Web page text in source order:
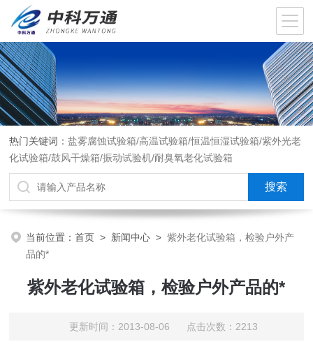
热门关键词：盐雾腐蚀试验箱/高温试验箱/恒温恒湿试验箱/紫外光老
化试验箱/鼓风干燥箱/振动试验机/耐臭氧老化试验箱
当前位置：首页 > 新闻中心 >紫外老化试验箱，检验户外产
品的*
紫外老化试验箱，检验户外产品的*
更新时间：2013-08-06 点击次数：2213